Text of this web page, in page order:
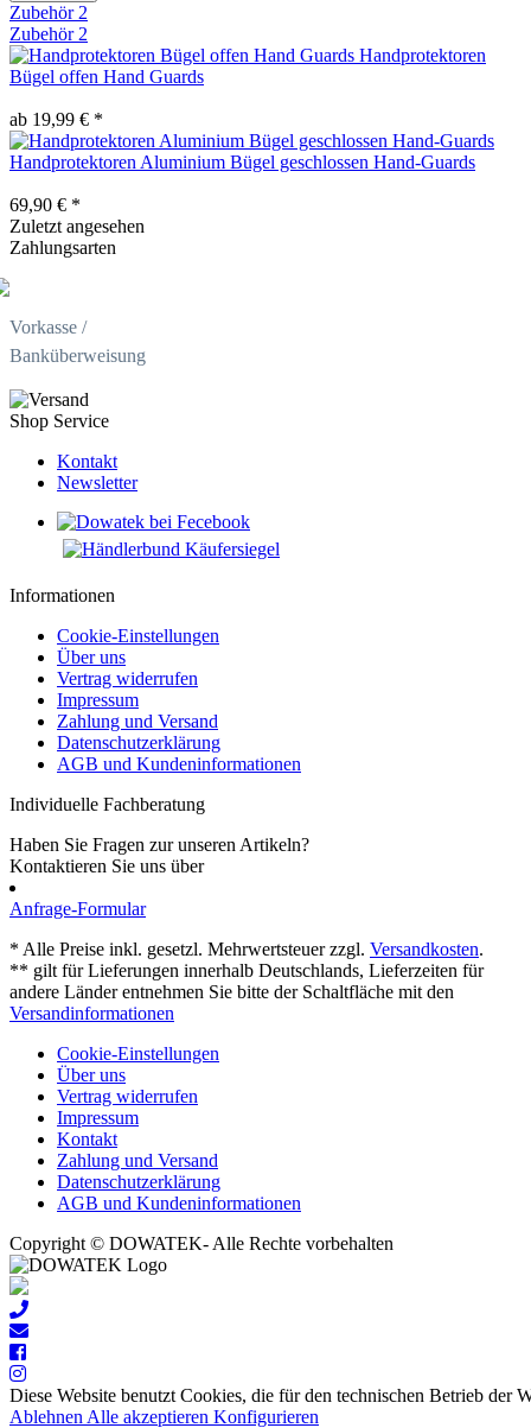
Zubehör 2
Zubehör 2
Handprotektoren
Bügel offen Hand Guards
ab 19,99 € *
Handprotektoren Aluminium Bügel geschlossen Hand-Guards
69,90 € *
Zuletzt angesehen
Zahlungsarten
Vorkasse /
Banküberweisung
Shop Service
Kontakt
Newsletter
Informationen
Cookie-Einstellungen
Über uns
Vertrag widerrufen
Impressum
Zahlung und Versand
Datenschutzerklärung
AGB und Kundeninformationen
Individuelle Fachberatung
Haben Sie Fragen zur unseren Artikeln?
Kontaktieren Sie uns über
Anfrage-Formular
* Alle Preise inkl. gesetzl. Mehrwertsteuer zzgl. Versandkosten.
** gilt für Lieferungen innerhalb Deutschlands, Lieferzeiten für
andere Länder entnehmen Sie bitte der Schaltfläche mit den
Versandinformationen
Cookie-Einstellungen
Über uns
Vertrag widerrufen
Impressum
Kontakt
Zahlung und Versand
Datenschutzerklärung
AGB und Kundeninformationen
Copyright © DOWATEK- Alle Rechte vorbehalten
Diese Website benutzt Cookies, die für den technischen Betrieb der
Ablehnen Alle akzeptieren Konfigurieren